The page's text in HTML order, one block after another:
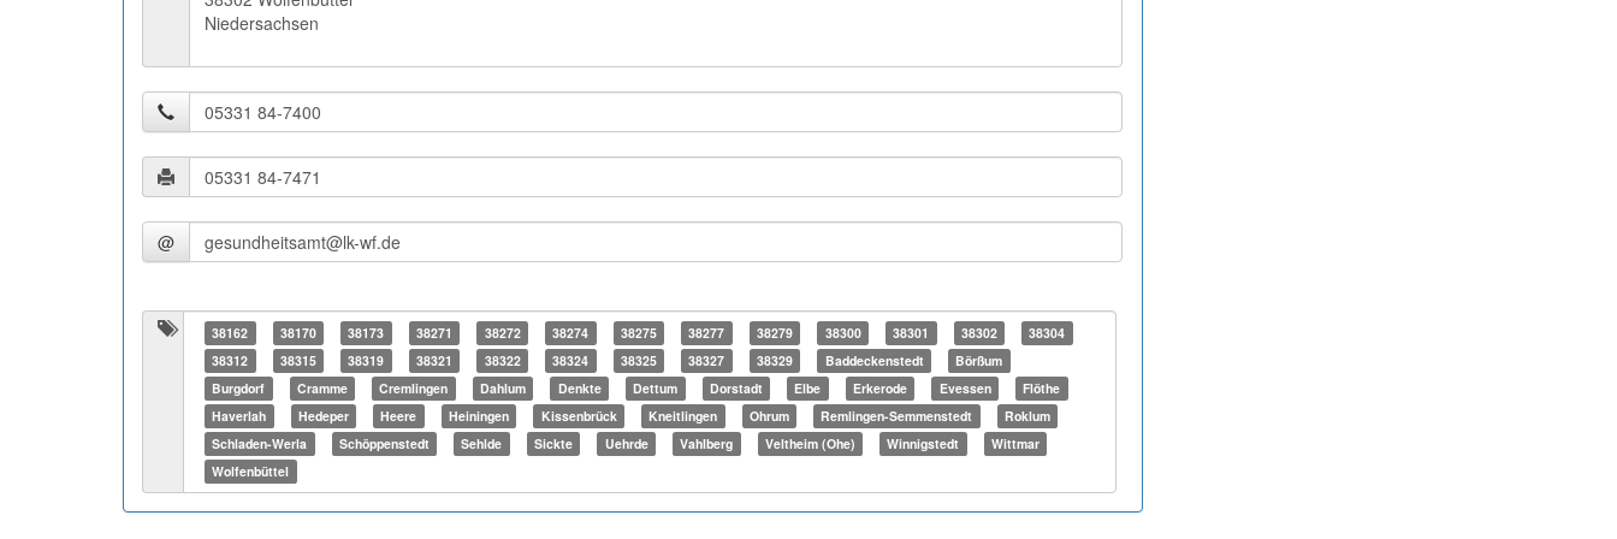
Niedersachsen
@
38162 38170 38173 38271 38272 38274 38275 38277 38279 38300 38301 38302
38304
38312
38315 38319 38321 38322 38324 38325 38327 38329 Baddeckenstedt
Börßum
Burgdorf
Cramme Cremlingen Dahlum Denkte Dettum Dorstadt Elbe Erkerode Evessen
Flöthe
Haverlah
Hedeper Heere Heiningen Kissenbrück Kneitlingen Ohrum Remlingen-Semmenstedt
Roklum
Schladen-Werla
Schöppenstedt Sehlde Sickte Uehrde Vahlberg Veltheim (Ohe) Winnigstedt
Wittmar
Wolfenbüttel